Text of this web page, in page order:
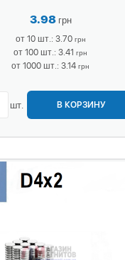
3.98 грн
от 10 шт.: 3.70 грн
от 100 шт.: 3.41 грн
от 1000 шт.: 3.14 грн
шт. В КОРЗИНУ